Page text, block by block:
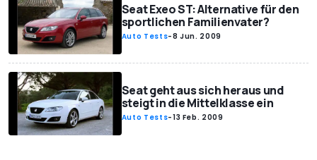
Seat Exeo ST: Alternative für den
sportlichen Familienvater?
Auto Tests-8 Jun. 2009
Seat geht aus sich heraus und
steigt in die Mittelklasse ein
Auto Tests-13 Feb. 2009